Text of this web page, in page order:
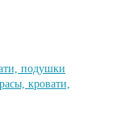
подушки
кровати,